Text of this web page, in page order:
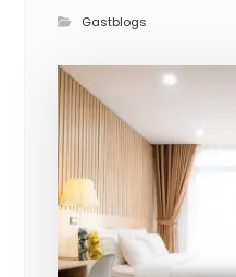
Gastblogs